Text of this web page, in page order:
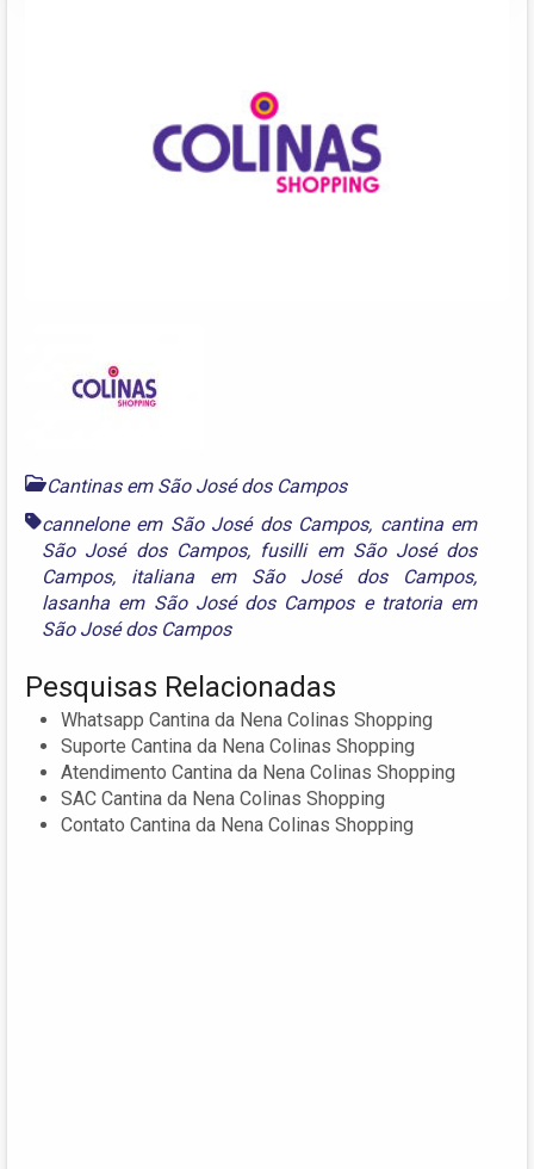
Cantinas em São José dos Campos
cannelone em São José dos Campos, cantina em
São José dos Campos, fusilli em São José dos
Campos, italiana em São José dos Campos,
lasanha em São José dos Campose tratoria em
São José dos Campos
Pesquisas Relacionadas
Whatsapp Cantina da Nena Colinas Shopping
Suporte Cantina da Nena Colinas Shopping
Atendimento Cantina da Nena Colinas Shopping
SAC Cantina da Nena Colinas Shopping
Contato Cantina da Nena Colinas Shopping